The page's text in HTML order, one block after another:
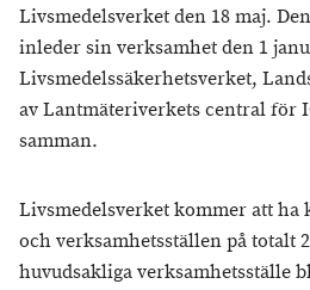
Livsmedelsverket den 18 maj.
inleder sin verksamhet den 1
Livsmedelssäkerhetsverket,
av Lantmäteriverkets central för
samman.
Livsmedelsverket kommer att ha
och verksamhetsställen på totalt
huvudsakliga verksamhetsställe